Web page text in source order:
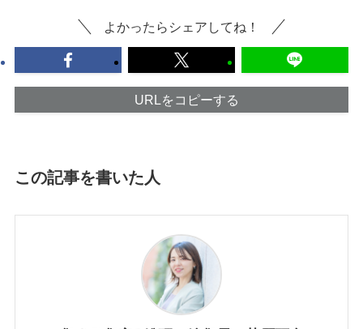
よかったらシェアしてね！
URLをコピーする
この記事を書いた人